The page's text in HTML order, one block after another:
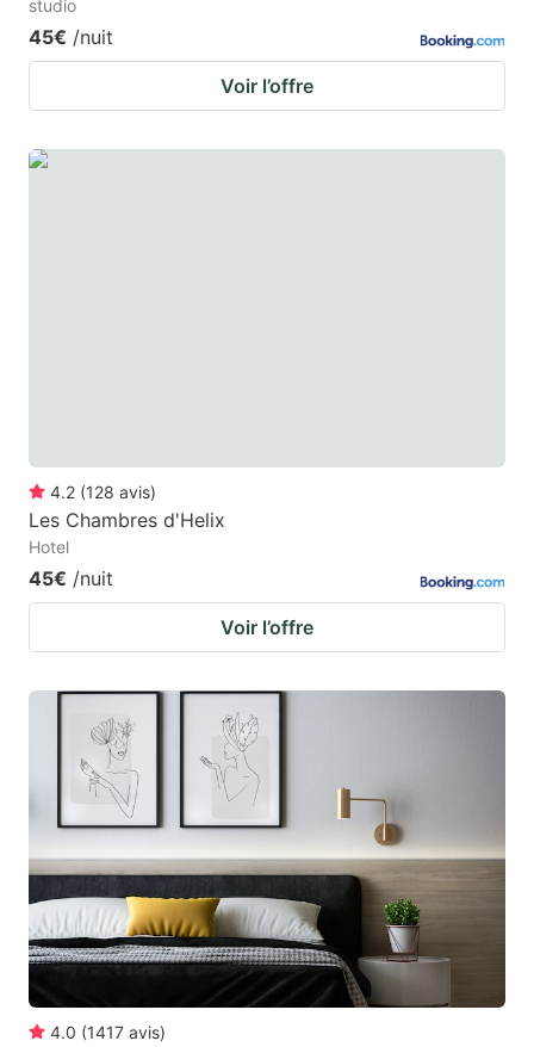
studio
45€ /nuit
Voir l’offre
4.2 (128 avis)
Les Chambres d'Helix
Hotel
45€ /nuit
Voir l’offre
4.0 (1417 avis)